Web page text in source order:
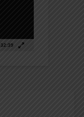
32:39